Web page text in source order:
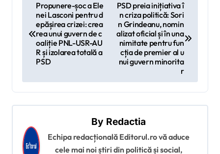
a
î
n
Propunere-șoc a Ele
nei Lasconi pentru d
epășirea crizei: crea
rea unui guvern de c
oaliție PNL-USR-AU
R și izolarea totală a
PSD
PSD preia inițiativa î
n criza politică: Sori
n Grindeanu, nomin
alizat oficial și în una
nimitate pentru fun
cția de premier al u
nui guvern minorita
r
By Redactia
Echipa redacțională Editorul.ro vă aduce
cele mai noi știri din politică și social,